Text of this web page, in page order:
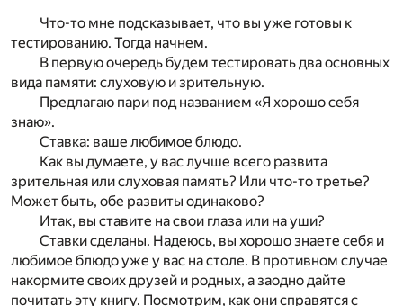
Что-то мне подсказывает, что вы уже готовы к
тестированию. Тогда начнем.
В первую очередь будем тестировать два основных
вида памяти: слуховую и зрительную.
Предлагаю пари под названием «Я хорошо себя
знаю».
Ставка: ваше любимое блюдо.
Как вы думаете, у вас лучше всего развита
зрительная или слуховая память? Или что-то третье?
Может быть, обе развиты одинаково?
Итак, вы ставите на свои глаза или на уши?
Ставки сделаны. Надеюсь, вы хорошо знаете себя и
любимое блюдо уже у вас на столе. В противном случае
накормите своих друзей и родных, а заодно дайте
почитать эту книгу. Посмотрим, как они справятся с